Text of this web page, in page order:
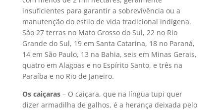
insuficientes para garantir a sobrevivência ou a
manutenção do estilo de vida tradicional indígena.
São 27 terras no Mato Grosso do Sul, 22 no Rio
Grande do Sul, 19 em Santa Catarina, 18 no Paraná,
14 em São Paulo, 13 na Bahia, seis em Minas Gerais,
quatro em Alagoas e no Espírito Santo, e três na
Paraíba e no Rio de Janeiro.
Os caiçaras – O caiçara, que na língua tupi quer
dizer armadilha de galhos, é a herança deixada pelo